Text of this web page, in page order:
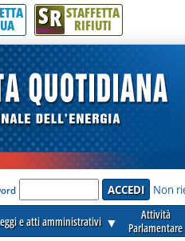
SR STAFFETTA
RIFIUTI
Non
e atti amministrativi ▼
Attività
Parlamentare